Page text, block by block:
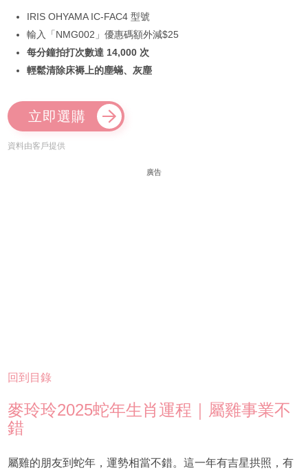
IRIS OHYAMA IC-FAC4 型號
輸入「NMG002」優惠碼額外減$25
每分鐘拍打次數達 14,000 次
輕鬆清除床褥上的塵蟎、灰塵
立即選購
資料由客戶提供
廣告
回到目錄
麥玲玲2025蛇年生肖運程｜屬雞事業不
錯
屬雞的朋友到蛇年，運勢相當不錯。這一年有吉星拱照，有